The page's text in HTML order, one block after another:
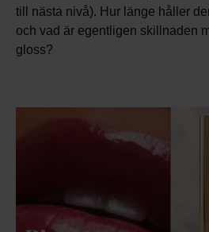
till nästa nivå). Hur länge håller
och vad är egentligen skillnaden
gloss?